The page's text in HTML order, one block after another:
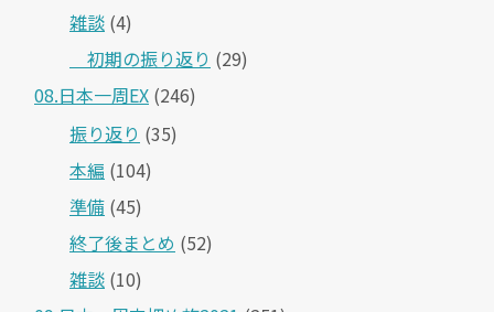
雑談 (4)
＿初期の振り返り (29)
08.日本一周EX (246)
振り返り (35)
本編 (104)
準備 (45)
終了後まとめ (52)
雑談 (10)